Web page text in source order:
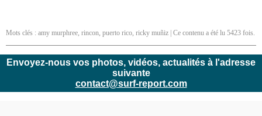
Mots clés : amy murphree, rincon, puerto rico, ricky muñiz | Ce contenu a été lu 5423 fois.
Envoyez-nous vos photos, vidéos, actualités à l'adresse
suivante
contact@surf-report.com